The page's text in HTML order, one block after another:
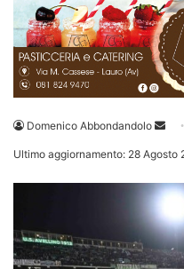
Domenico Abbondandolo
Invia
Ultimo aggiornamento: 28 Agosto